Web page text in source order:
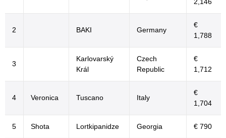
2,146
2 BAKI Germany
€
1,788
3
Karlovarský
Král
Czech
Republic
€
1,712
4 Veronica Tuscano Italy
€
1,704
5 Shota Lortkipanidze Georgia € 790